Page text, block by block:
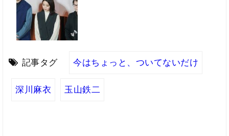
記事タグ 今はちょっと、ついてないだけ
深川麻衣 玉山鉄二